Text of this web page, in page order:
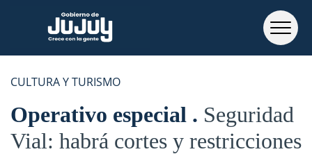
CULTURA Y TURISMO
Operativo especial
Seguridad
Vial: habrá cortes y restricciones